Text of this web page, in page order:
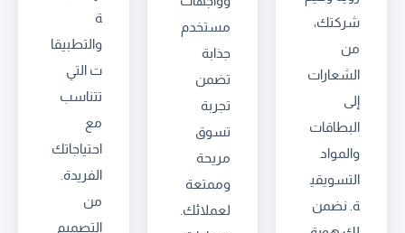
شركتك،
من
الشعارات
إلى
البطاقات
والمواد
التسويقي
ة. نضمن
مستخدم
جذابة
تضمن
تجربة
تسوق
مريحة
وممتعة
لعملائك.
ة
والتطبيقا
ت التي
تتناسب
مع
احتياجاتك
الفريدة.
من
التصميم